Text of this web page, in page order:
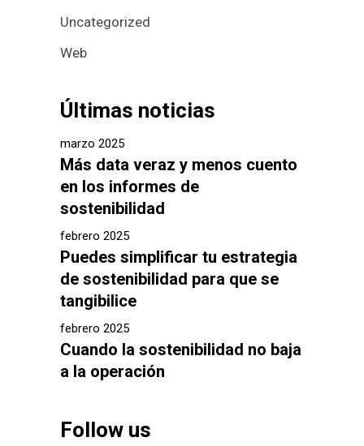
Uncategorized
Web
Últimas noticias
marzo 2025
Más data veraz y menos cuento
en los informes de
sostenibilidad
febrero 2025
Puedes simplificar tu estrategia
de sostenibilidad para que se
tangibilice
febrero 2025
Cuando la sostenibilidad no baja
a la operación
Follow us